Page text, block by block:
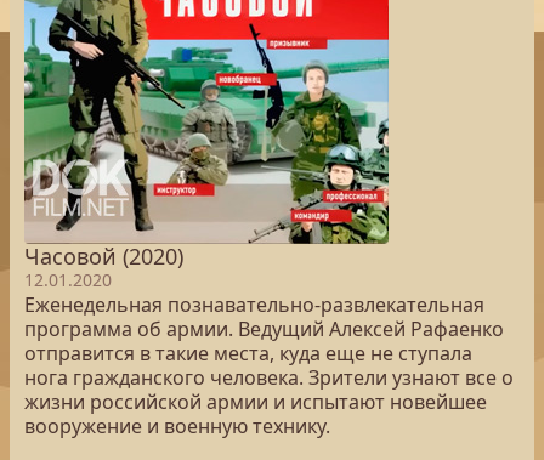
Часовой (2020)
12.01.2020
Еженедельная познавательно-развлекательная
программа об армии. Ведущий Алексей Рафаенко
отправится в такие места, куда еще не ступала
нога гражданского человека. Зрители узнают все о
жизни российской армии и испытают новейшее
вооружение и военную технику.